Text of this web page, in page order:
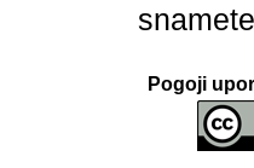
snamete
Pogoji